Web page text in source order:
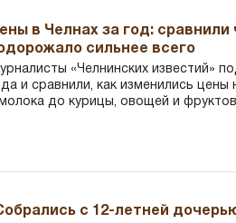
в Челнах за год: сравнили
сильнее всего
«Челнинских известий»
и сравнили, как изменились
до курицы, овощей и фруктов
с 12-летней